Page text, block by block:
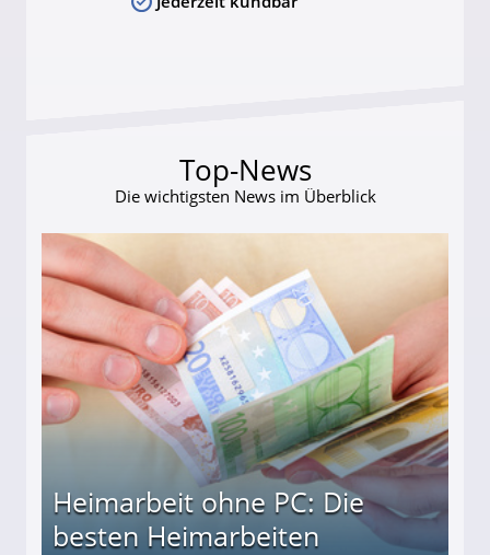
Top-News
Die wichtigsten News im Überblick
Heimarbeit ohne PC: Die
besten Heimarbeiten